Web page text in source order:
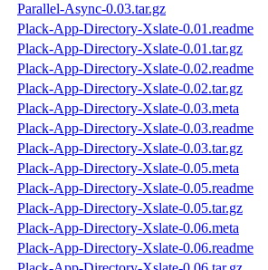
Parallel-Async-0.03.tar.gz
Plack-App-Directory-Xslate-0.01.readme
Plack-App-Directory-Xslate-0.01.tar.gz
Plack-App-Directory-Xslate-0.02.readme
Plack-App-Directory-Xslate-0.02.tar.gz
Plack-App-Directory-Xslate-0.03.meta
Plack-App-Directory-Xslate-0.03.readme
Plack-App-Directory-Xslate-0.03.tar.gz
Plack-App-Directory-Xslate-0.05.meta
Plack-App-Directory-Xslate-0.05.readme
Plack-App-Directory-Xslate-0.05.tar.gz
Plack-App-Directory-Xslate-0.06.meta
Plack-App-Directory-Xslate-0.06.readme